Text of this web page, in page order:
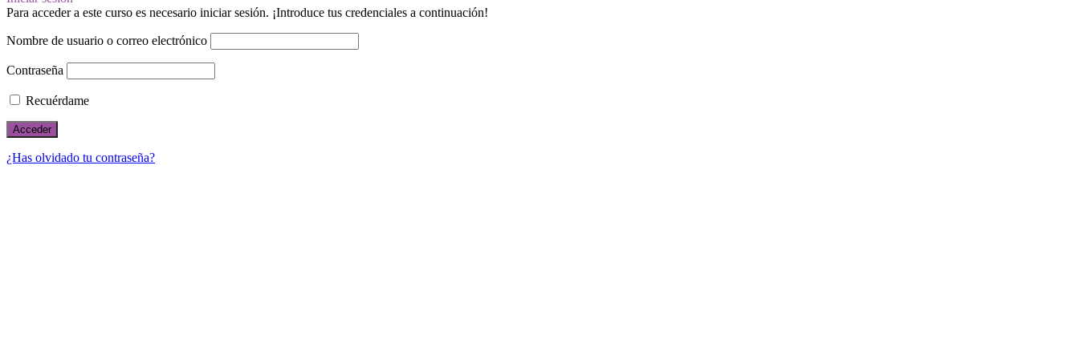
Para acceder a este curso es necesario iniciar sesión. ¡Introduce tus credenciales a continuación!
Nombre de usuario o correo electrónico
Contraseña
Recuérdame
¿Has olvidado tu contraseña?